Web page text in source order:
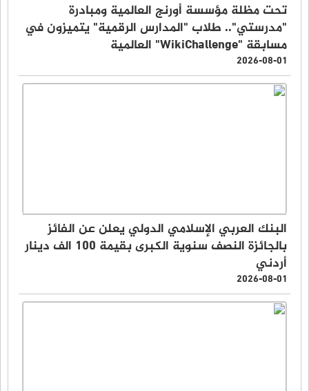
تحت مظلة مؤسسة أورنج العالمية ومبادرة
"مدرستي".. طلاب "المدارس الرقمية" يتميزون في
مسابقة "WikiChallenge" العالمية
2026-08-01
البنك العربي الإسلامي الدولي يعلن عن الفائز
بالجائزة النصف سنوية الكبرى بقيمة 100 الف دينار
أردني
2026-08-01